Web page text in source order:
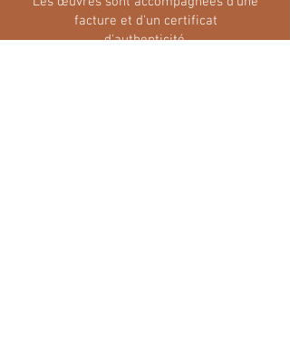
facture et d'un certificat
d'authenticité.